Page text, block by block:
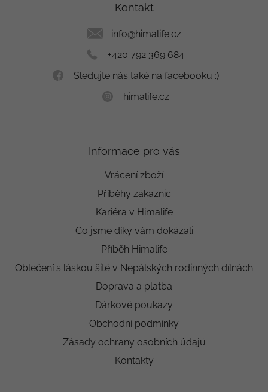
Kontakt
info@himalife.cz
+420 792 369 684
Sledujte nás také na facebooku :)
himalife.cz
Informace pro vás
Vrácení zboží
Příběhy zákaznic
Kariéra v Himalife
Co jsme díky vám dokázali
Příběh Himalife
Oblečení s láskou šité v Nepálských rodinných dílnách
Doprava a platba
Dárkové poukazy
Obchodní podmínky
Zásady ochrany osobních údajů
Kontakty